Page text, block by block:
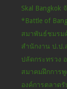
Skal Bangkok
*Battle of
สมาพันธ์ชมรม
สำนักงาน ป.ป.
ปลัดกระทรวง
สมาคมฝึกการพู
องค์การตลาด